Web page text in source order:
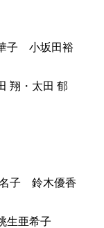
子 小坂田裕
翔・太田 郁
名子 鈴木優香
亜希子